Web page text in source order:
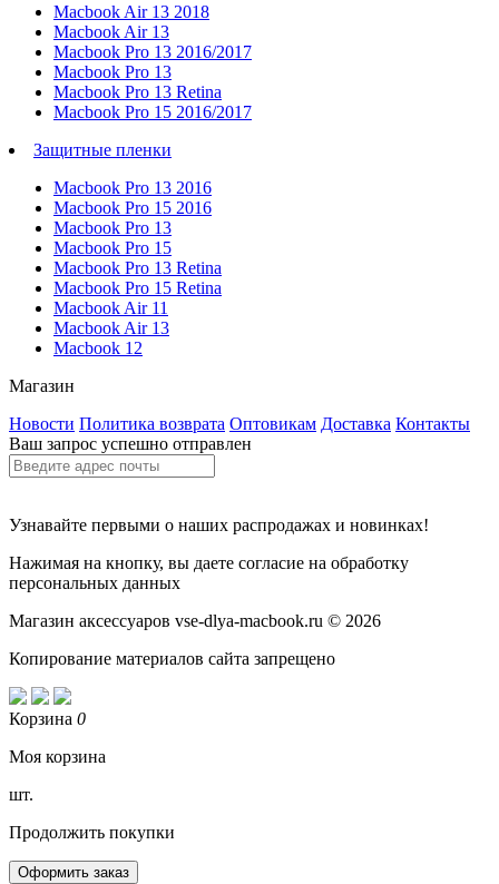
Macbook Air 13 2018
Macbook Air 13
Macbook Pro 13 2016/2017
Macbook Pro 13
Macbook Pro 13 Retina
Macbook Pro 15 2016/2017
Защитные пленки
Macbook Pro 13 2016
Macbook Pro 15 2016
Macbook Pro 13
Macbook Pro 15
Macbook Pro 13 Retina
Macbook Pro 15 Retina
Macbook Air 11
Macbook Air 13
Macbook 12
Магазин
Новости Политика возврата Оптовикам Доставка Контакты
Ваш запрос успешно отправлен
Узнавайте первыми о наших распродажах и новинках!
Нажимая на кнопку, вы даете согласие на обработку
персональных данных
Магазин аксессуаров vse-dlya-macbook.ru © 2026
Копирование материалов сайта запрещено
Корзина 0
Моя корзина
шт.
Продолжить покупки
Оформить заказ